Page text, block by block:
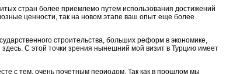
стран более приемлемо путем использования достижений
ценности, так на новом этапе ваш опыт еще более
строительства, боль­ших реформ в экономике,
С этой то­чки зрения нынешний мой визит в Турцию имеет
с тем, очень почетным перио­дом. Так как в прошлом мы